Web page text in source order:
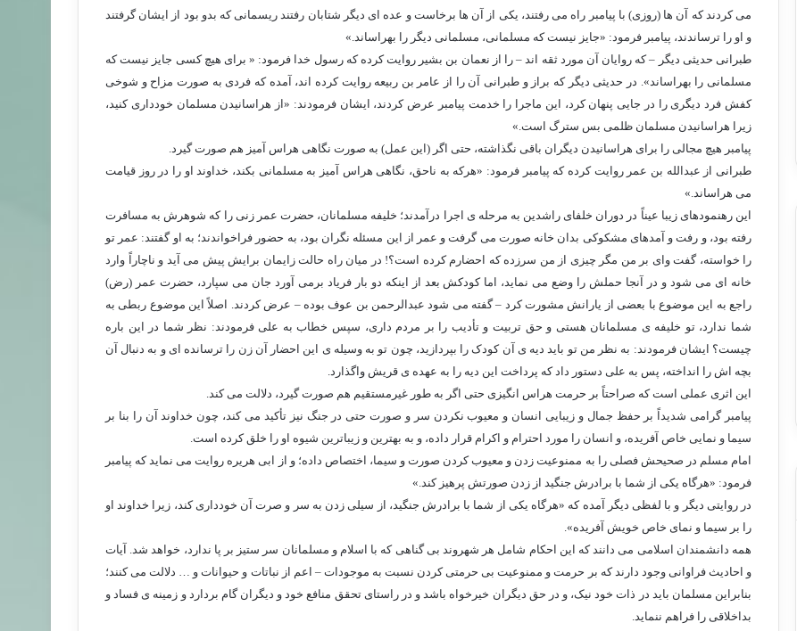
می کردند که آن ها (روزی) با پیامبر راه می رفتند، یکی از آن ها برخاست و عده ای دیگر شتابان رفتند ریسمانی که بدو بود از ایشان گرفتند
و او را ترساندند، پیامبر فرمود: «جایز نیست که مسلمانی، مسلمانی دیگر را بهراساند.»
طبرانی حدیثی دیگر – که روایان آن مورد ثقه اند – را از نعمان بن بشیر روایت کرده که رسول خدا فرمود: « برای هیچ کسی جایز نیست که
مسلمانی را بهراساند». در حدیثی دیگر که براز و طبرانی آن را از عامر بن ربیعه روایت کرده اند، آمده که فردی به صورت مزاح و شوخی
کفش فرد دیگری را در جایی پنهان کرد، این ماجرا را خدمت پیامبر عرض کردند، ایشان فرمودند: «از هراسانیدن مسلمان خودداری کنید،
زیرا هراسانیدن مسلمان ظلمی بس سترگ است.»
پیامبر هیچ مجالی را برای هراسانیدن دیگران باقی نگذاشته، حتی اگر (این عمل) به صورت نگاهی هراس آمیز هم صورت گیرد.
طبرانی از عبدالله بن عمر روایت کرده که پیامبر فرمود: «هرکه به ناحق، نگاهی هراس آمیز به مسلمانی بکند، خداوند او را در روز قیامت
می هراساند.»
این رهنمودهای زیبا عیناً در دوران خلفای راشدین به مرحله ی اجرا درآمدند؛ خلیفه مسلمانان، حضرت عمر زنی را که شوهرش به مسافرت
رفته بود، و رفت و آمدهای مشکوکی بدان خانه صورت می گرفت و عمر از این مسئله نگران بود، به حضور فراخواندند؛ به او گفتند: عمر تو
را خواسته، گفت وای بر من مگر چیزی از من سرزده که احضارم کرده است؟! در میان راه حالت زایمان برایش پیش می آید و ناچاراً وارد
خانه ای می شود و در آنجا حملش را وضع می نماید، اما کودکش بعد از اینکه دو بار فریاد برمی آورد جان می سپارد، حضرت عمر (رض)
راجع به این موضوع با بعضی از یارانش مشورت کرد – گفته می شود عبدالرحمن بن عوف بوده – عرض کردند. اصلاً این موضوع ربطی به
شما ندارد، تو خلیفه ی مسلمانان هستی و حق تربیت و تأدیب را بر مردم داری، سپس خطاب به علی فرمودند: نظر شما در این باره
چیست؟ ایشان فرمودند: به نظر من تو باید دیه ی آن کودک را بپردازید، چون تو به وسیله ی این احضار آن زن را ترسانده ای و به دنبال آن
بچه اش را انداخته، پس به علی دستور داد که پرداخت این دیه را به عهده ی قریش واگذارد.
این اثری عملی است که صراحتاً بر حرمت هراس انگیزی حتی اگر به طور غیرمستقیم هم صورت گیرد، دلالت می کند.
پیامبر گرامی شدیداً بر حفظ جمال و زیبایی انسان و معیوب نکردن سر و صورت حتی در جنگ نیز تأکید می کند، چون خداوند آن را بنا بر
سیما و نمایی خاص آفریده، و انسان را مورد احترام و اکرام قرار داده، و به بهترین و زیباترین شیوه او را خلق کرده است.
امام مسلم در صحیحش فصلی را به ممنوعیت زدن و معیوب کردن صورت و سیما، اختصاص داده؛ و از ابی هریره روایت می نماید که پیامبر
فرمود: «هرگاه یکی از شما با برادرش جنگید از زدن صورتش پرهیز کند.»
در روایتی دیگر و با لفظی دیگر آمده که «هرگاه یکی از شما با برادرش جنگید، از سیلی زدن به سر و صرت آن خودداری کند، زیرا خداوند او
را بر سیما و نمای خاص خویش آفریده».
همه دانشمندان اسلامی می دانند که این احکام شامل هر شهروند بی گناهی که با اسلام و مسلمانان سر ستیز بر پا ندارد، خواهد شد. آیات
و احادیث فراوانی وجود دارند که بر حرمت و ممنوعیت بی حرمتی کردن نسبت به موجودات – اعم از نباتات و حیوانات و … دلالت می کنند؛
بنابراین مسلمان باید در ذات خود نیک، و در حق دیگران خیرخواه باشد و در راستای تحقق منافع خود و دیگران گام بردارد و زمینه ی فساد و
بداخلاقی را فراهم ننماید.